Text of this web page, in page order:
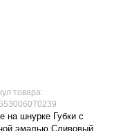
товара:
на шнурке Губки с
эмалью Сливовый